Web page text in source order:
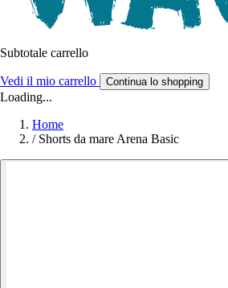
Subtotale carrello
Vedi il mio carrello Continua lo shopping
Loading...
Home
/ Shorts da mare Arena Basic